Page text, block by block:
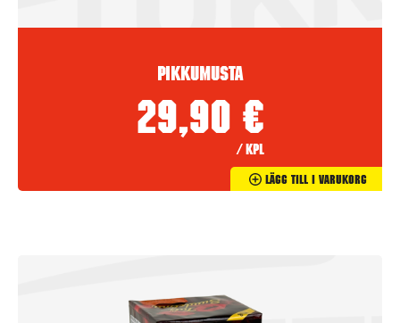
Pikkumusta
29,90 €
/ kpl
Lägg Till I Varukorg